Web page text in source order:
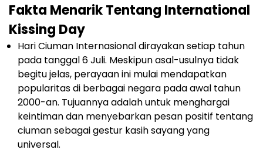
Fakta Menarik Tentang International
Kissing Day
Hari Ciuman Internasional dirayakan setiap tahun
pada tanggal 6 Juli. Meskipun asal-usulnya tidak
begitu jelas, perayaan ini mulai mendapatkan
popularitas di berbagai negara pada awal tahun
2000-an. Tujuannya adalah untuk menghargai
keintiman dan menyebarkan pesan positif tentang
ciuman sebagai gestur kasih sayang yang
universal.